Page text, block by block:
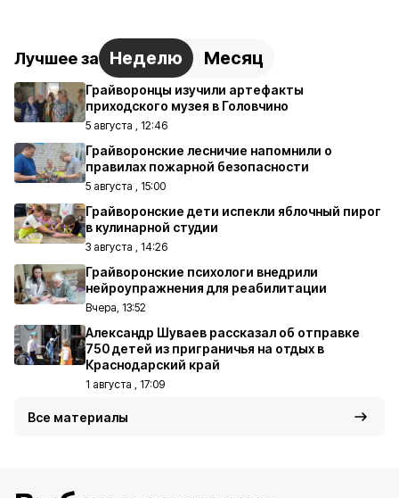
Лучшее за Неделю Месяц
Грайворонцы изучили артефакты
приходского музея в Головчино
5 августа , 12:46
Грайворонские лесничие напомнили о
правилах пожарной безопасности
5 августа , 15:00
Грайворонские дети испекли яблочный пирог
в кулинарной студии
3 августа , 14:26
Грайворонские психологи внедрили
нейроупражнения для реабилитации
Вчера, 13:52
Александр Шуваев рассказал об отправке
750 детей из приграничья на отдых в
Краснодарский край
1 августа , 17:09
Все материалы